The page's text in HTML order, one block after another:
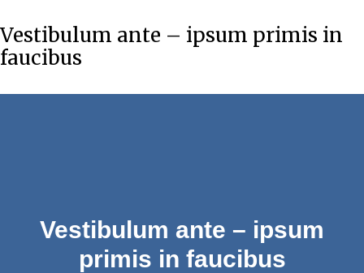
Vestibulum ante – ipsum primis in
faucibus
Vestibulum ante – ipsum
primis in faucibus